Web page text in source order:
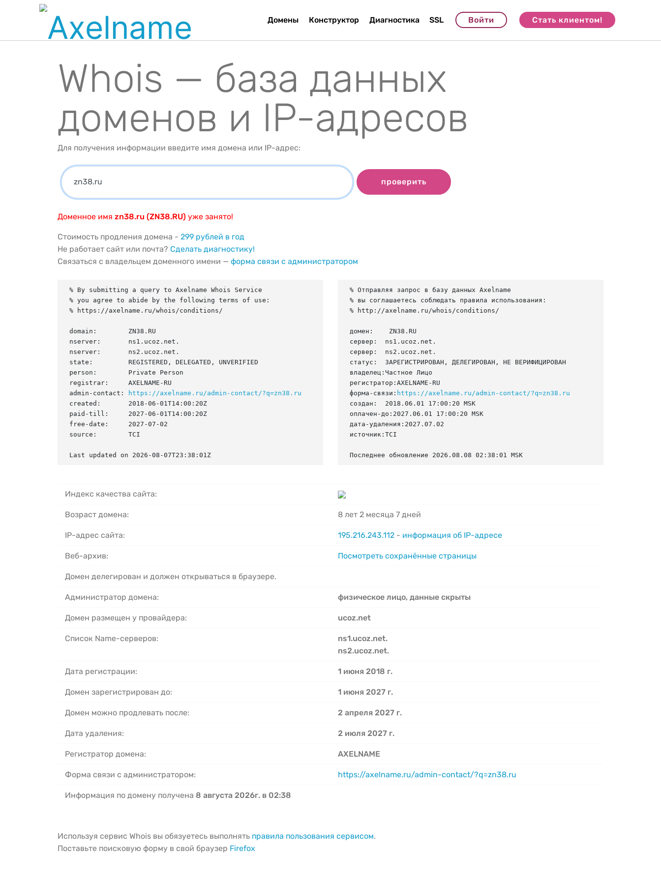
Домены Конструктор Диагностика SSL Войти Стать клиентом!
Whois — база данных
доменов и IP-адресов
Для получения информации введите имя домена или IP-адрес:
проверить
Доменное имя zn38.ru (ZN38.RU) уже занято!
Стоимость продления домена - 299 рублей в год
Не работает сайт или почта? Сделать диагностику!
Связаться с владельцем доменного имени — форма связи с администратором
% By submitting a query to Axelname Whois Service
% you agree to abide by the following terms of use:
% https://axelname.ru/whois/conditions/
domain:        ZN38.RU
nserver:       ns1.ucoz.net.
nserver:       ns2.ucoz.net.
state:         REGISTERED, DELEGATED, UNVERIFIED
person:        Private Person
registrar:     AXELNAME-RU
admin-contact:
https://axelname.ru/admin-contact/?q=zn38.ru
created:       2018-06-01T14:00:20Z
paid-till:     2027-06-01T14:00:20Z
free-date:     2027-07-02
source:        TCI
Last updated on 2026-08-07T23:38:01Z
% Отправляя запрос в базу данных Axelname
% вы соглашаетесь соблюдать правила использования:
% http://axelname.ru/whois/conditions/
домен:    ZN38.RU
сервер:  ns1.ucoz.net.
сервер:  ns2.ucoz.net.
статус:  ЗАРЕГИСТРИРОВАН, ДЕЛЕГИРОВАН, НЕ ВЕРИФИЦИРОВАН
владелец:Частное Лицо
регистратор:AXELNAME-RU
форма-связи: https://axelname.ru/admin-contact/?q=zn38.ru
создан:  2018.06.01 17:00:20 MSK
оплачен-до:2027.06.01 17:00:20 MSK
дата-удаления:2027.07.02
источник:TCI
Последнее обновление 2026.08.08 02:38:01 MSK
Индекс качества сайта:
Возраст домена: 8 лет 2 месяца 7 дней
IP-адрес сайта: 195.216.243.112 - информация об IP-адресе
Веб-архив: Посмотреть сохранённые страницы
Домен делегирован и должен открываться в браузере.
Администратор домена: физическое лицо, данные скрыты
Домен размещен у провайдера: ucoz.net
Список Name-серверов:
ns1.ucoz.net.
ns2.ucoz.net.
Дата регистрации: 1 июня 2018 г.
Домен зарегистрирован до: 1 июня 2027 г.
Домен можно продлевать после: 2 апреля 2027 г.
Дата удаления: 2 июля 2027 г.
Регистратор домена: AXELNAME
Форма связи с администратором: https://axelname.ru/admin-contact/?q=zn38.ru
Информация по домену получена 8 августа 2026г. в 02:38
Используя сервис Whois вы обязуетесь выполнять правила пользования сервисом.
Поставьте поисковую форму в свой браузер Firefox